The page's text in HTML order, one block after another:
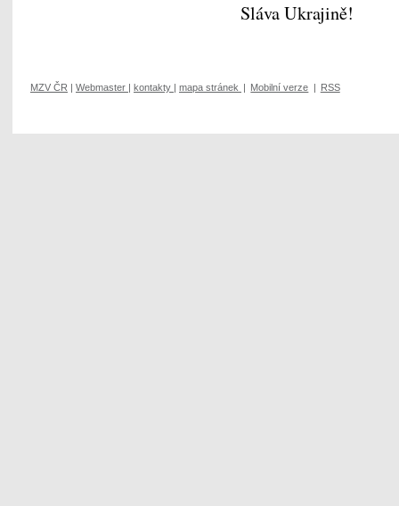
Sláva Ukrajině!
MZV ČR | Webmaster | kontakty | mapa stránek | Mobilní verze | RSS